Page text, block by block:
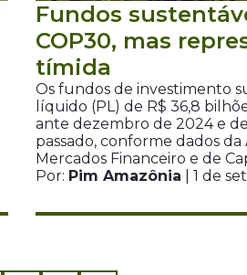
Fundos
COP30, mas
tímida
Os fundos de investimento
líquido (PL) de R$ 36,8
ante dezembro de 2024 e
passado, conforme dados da
Mercados Financeiro e de
Por: Pim Amazônia | 1 de